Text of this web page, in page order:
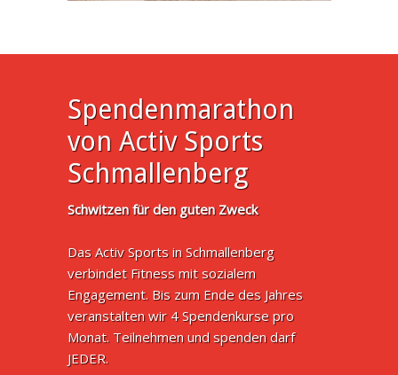
Spendenmarathon
von Activ Sports
Schmallenberg
Schwitzen für den guten Zweck
Das Activ Sports in Schmallenberg
verbindet Fitness mit sozialem
Engagement. Bis zum Ende des Jahres
veranstalten wir 4 Spendenkurse pro
Monat. Teilnehmen und spenden darf
JEDER.